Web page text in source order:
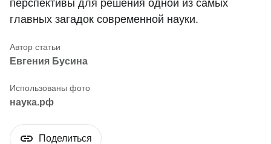
перспективы для решения одной из самых
главных загадок современной науки.
Евгения Бусина
наука.рф
Поделиться